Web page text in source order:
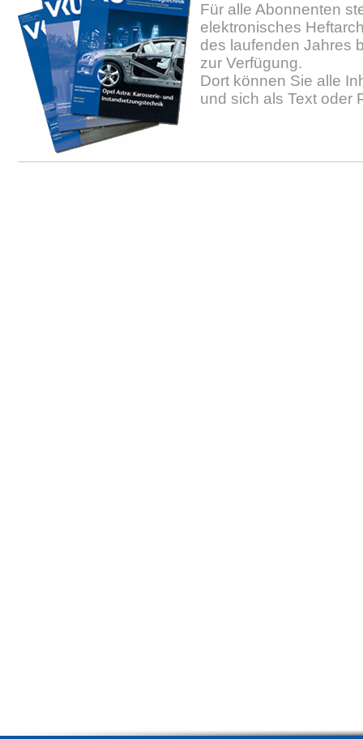
Für alle Abonnenten
elektronisches
des laufenden Jahres
zur Verfügung.
Dort können Sie alle
und sich als Text oder